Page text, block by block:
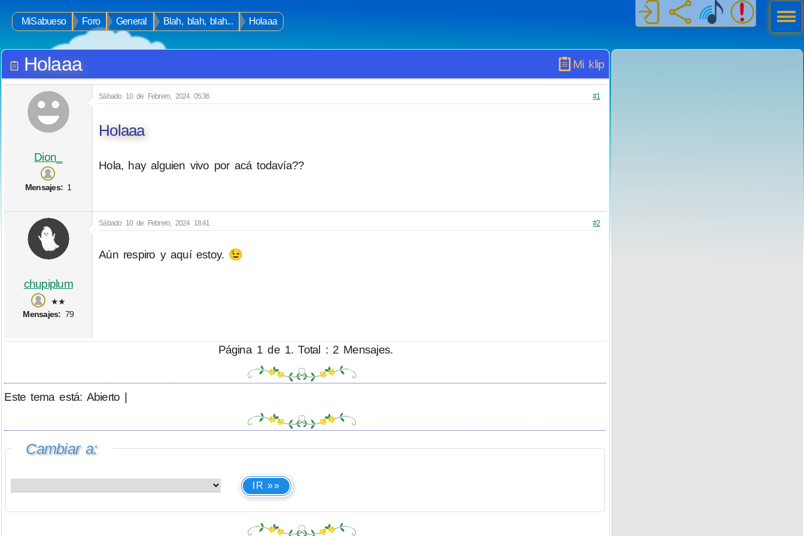
MiSabueso Foro General Blah, blah, blah... Holaaa
Mi klip
Holaaa
Dion_
Mensajes: 1
Sábado 10 de Febrero, 2024 05:36 #1
Holaaa
Hola, hay alguien vivo por acá todavía??
chupiplum
★★
Mensajes: 79
Sábado 10 de Febrero, 2024 18:41 #2
Aún respiro y aquí estoy. 😉
Página 1 de 1. Total : 2 Mensajes.
Este tema está: Abierto |
Cambiar a:
IR »»
Men
ú